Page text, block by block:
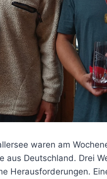
waren am
aus Deutschland. Drei
Herausforderungen.